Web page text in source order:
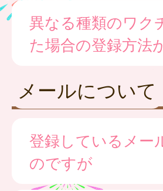
異なる種類のワク
た場合の登録方法
メールについて
登録しているメー
のですが